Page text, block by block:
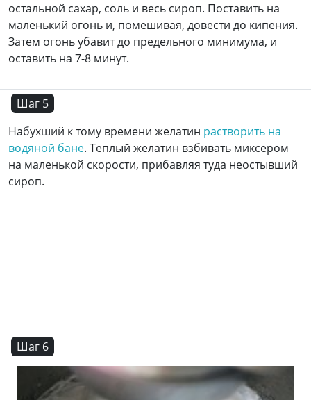
остальной сахар, соль и весь сироп. Поставить на
маленький огонь и, помешивая, довести до кипения.
Затем огонь убавит до предельного минимума, и
оставить на 7-8 минут.
Шаг 5
Набухший к тому времени желатин растворить на
водяной бане. Теплый желатин взбивать миксером
на маленькой скорости, прибавляя туда неостывший
сироп.
Шаг 6